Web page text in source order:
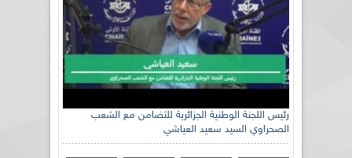
مدير الضبط بوزارة الصناعة الصيدلانية السيد علواش بشير